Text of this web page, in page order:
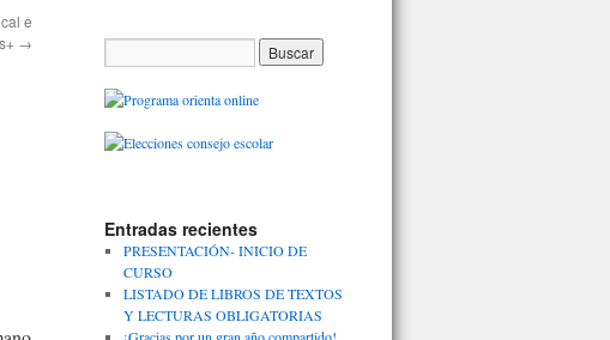
e
→
Entradas recientes
PRESENTACIÓN- INICIO DE
CURSO
LISTADO DE LIBROS DE TEXTOS
Y LECTURAS OBLIGATORIAS